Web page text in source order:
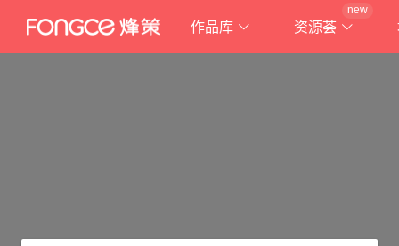
作品库 资源荟
new